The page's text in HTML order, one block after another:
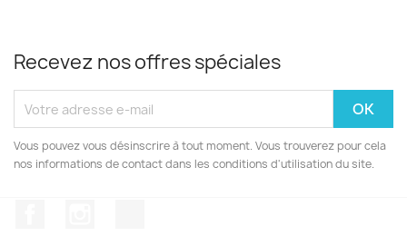
Recevez nos offres spéciales
Vous pouvez vous désinscrire à tout moment. Vous trouverez pour cela
nos informations de contact dans les conditions d'utilisation du site.